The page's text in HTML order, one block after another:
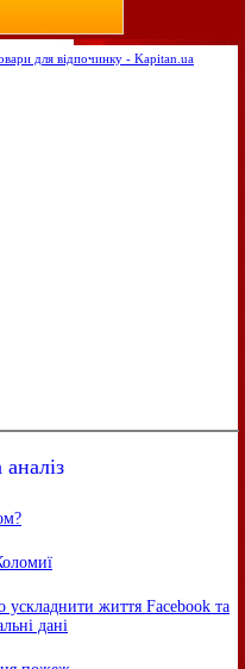
для відпочинку - Kapitan.ua
ускладнити життя Facebook та
дані